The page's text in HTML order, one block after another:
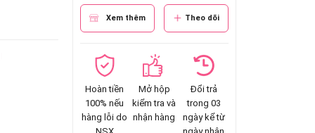
Xem thêm Theo dõi
Hoàn tiền
100% nếu
hàng lỗi do
Mở hộp
kiểm tra và
nhận hàng
Đổi trả
trong 03
ngày kể từ